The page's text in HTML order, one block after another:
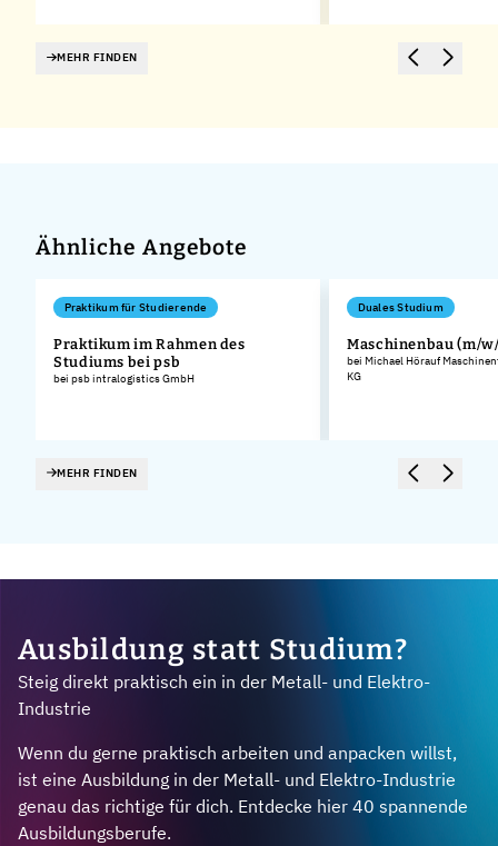
MEHR FINDEN
Ähnliche Angebote
Praktikum für Studierende
Praktikum im Rahmen des
Studiums bei psb
bei psb intralogistics GmbH
Duales Studium
Maschinenbau (m/
bei Michael Hörauf
KG
MEHR FINDEN
Ausbildung statt Studium?
Steig direkt praktisch ein in der Metall- und Elektro-
Industrie
Wenn du gerne praktisch arbeiten und anpacken willst,
ist eine Ausbildung in der Metall- und Elektro-Industrie
genau das richtige für dich. Entdecke hier 40 spannende
Ausbildungsberufe.